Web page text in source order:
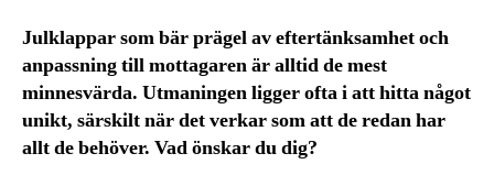
Julklappar som bär prägel av eftertänksamhet och
anpassning till mottagaren är alltid de mest
minnesvärda. Utmaningen ligger ofta i att hitta något
unikt, särskilt när det verkar som att de redan har
allt de behöver. Vad önskar du dig?